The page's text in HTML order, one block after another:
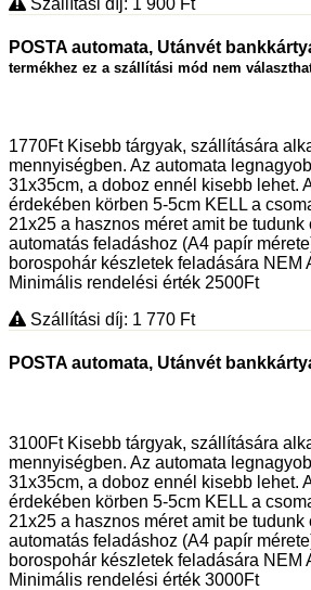
POSTA automata, Utánvét
termékhez ez a szállítási mód nem
1770Ft Kisebb tárgyak, szállítására
mennyiségben. Az automata
31x35cm, a doboz ennél kisebb lehet.
érdekében körben 5-5cm KELL a
21x25 a hasznos méret amit be tudunk
automatás feladáshoz (A4 papír
borospohár készletek feladására NEM
Minimális rendelési érték 2500Ft
Szállítási díj: 1 770 Ft
POSTA automata, Utánvét
3100Ft Kisebb tárgyak, szállítására
mennyiségben. Az automata
31x35cm, a doboz ennél kisebb lehet.
érdekében körben 5-5cm KELL a
21x25 a hasznos méret amit be tudunk
automatás feladáshoz (A4 papír
borospohár készletek feladására NEM
Minimális rendelési érték 3000Ft